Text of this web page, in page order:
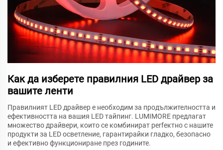
Как да изберете правилния LED драйвер за
вашите ленти
Правилният LED драйвер е необходим за продължителността и
ефективността на вашия LED тайпинг. LUMIMORE предлагат
множество драйвери, които се комбинират perfектно с нашите
продукти за LED осветление, гарантирайки гладко, безопасно
и ефективно функциониране през годините.